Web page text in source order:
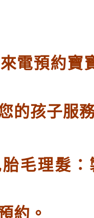
電預約寶
的孩子服
毛理髮
約。